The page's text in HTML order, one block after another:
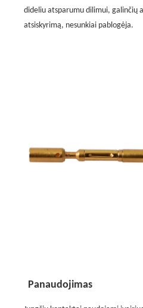
dideliu atsparumu dilimui, galinčių
atsiskyrimą, nesunkiai pablogėja.
Panaudojimas